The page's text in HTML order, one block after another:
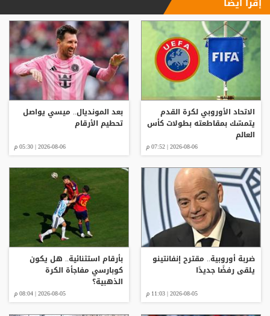
الاتحاد الأوروبي لكرة القدم
يتمسّك بمقاطعته بطولات كأس
العالم
2026-08-06 | 07:52 م
بعد المونديال.. ميسي يواصل
تحطيم الأرقام
2026-08-06 | 05:30 م
ضربة أوروبية.. مقترح إنفانتينو
يلقى رفضًا جديدًا
2026-08-05 | 11:03 م
بأرقام استثنائية.. هل يكون
كوبارسي مفاجأة الكرة
الذهبية؟
2026-08-05 | 08:04 م